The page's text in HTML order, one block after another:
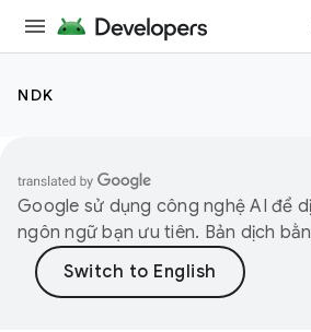
NDK
Google sử dụng công nghệ AI để
ngôn ngữ bạn ưu tiên. Bản dịch